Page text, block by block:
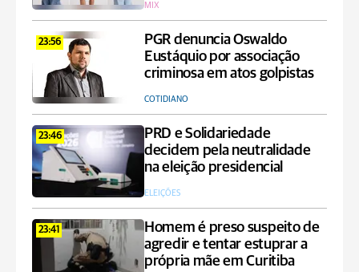
MIX
23:56
PGR denuncia Oswaldo
Eustáquio por associação
criminosa em atos golpistas
COTIDIANO
23:46
PRD e Solidariedade
decidem pela neutralidade
na eleição presidencial
ELEIÇÕES
23:41
Homem é preso suspeito de
agredir e tentar estuprar a
própria mãe em Curitiba